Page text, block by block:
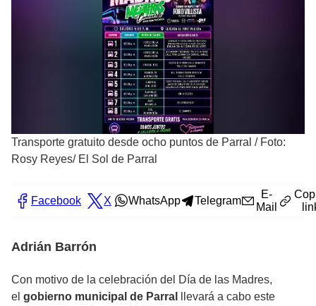
Transporte gratuito desde ocho puntos de Parral / Foto:
Rosy Reyes/ El Sol de Parral
Facebook X WhatsApp Telegram
E-
Mail
Adrián Barrón
Con motivo de la celebración del Día de las Madres,
el gobierno municipal de Parral
llevará a cabo este